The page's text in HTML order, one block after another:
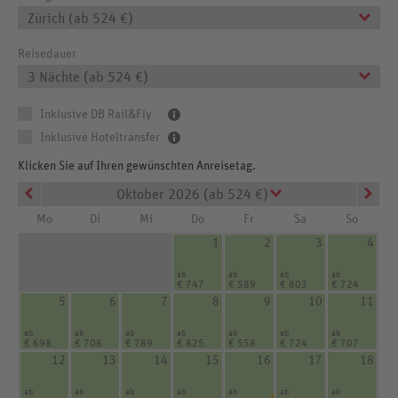
Zürich (ab 524 €)
Reisedauer
3 Nächte (ab 524 €)
Inklusive DB Rail&Fly
Inklusive Hoteltransfer
Klicken Sie auf Ihren gewünschten Anreisetag.
Oktober 2026 (ab 524 €)
Mo Di Mi Do Fr Sa
So
1
ab
€ 747
2
ab
€ 589
3
ab
€ 803
4
ab
€ 724
5
ab
€ 698
6
ab
€ 708
7
ab
€ 789
8
ab
€ 825
9
ab
€ 558
10
ab
€ 724
11
ab
€ 707
12
ab
13
ab
14
ab
15
ab
16
ab
17
ab
18
ab